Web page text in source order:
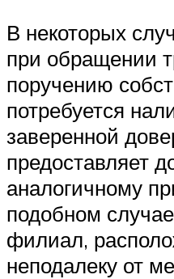
В некоторых
при обращении
поручению
потребуется
заверенной
предоставляет
аналогичному
подобном
филиал,
неподалеку от